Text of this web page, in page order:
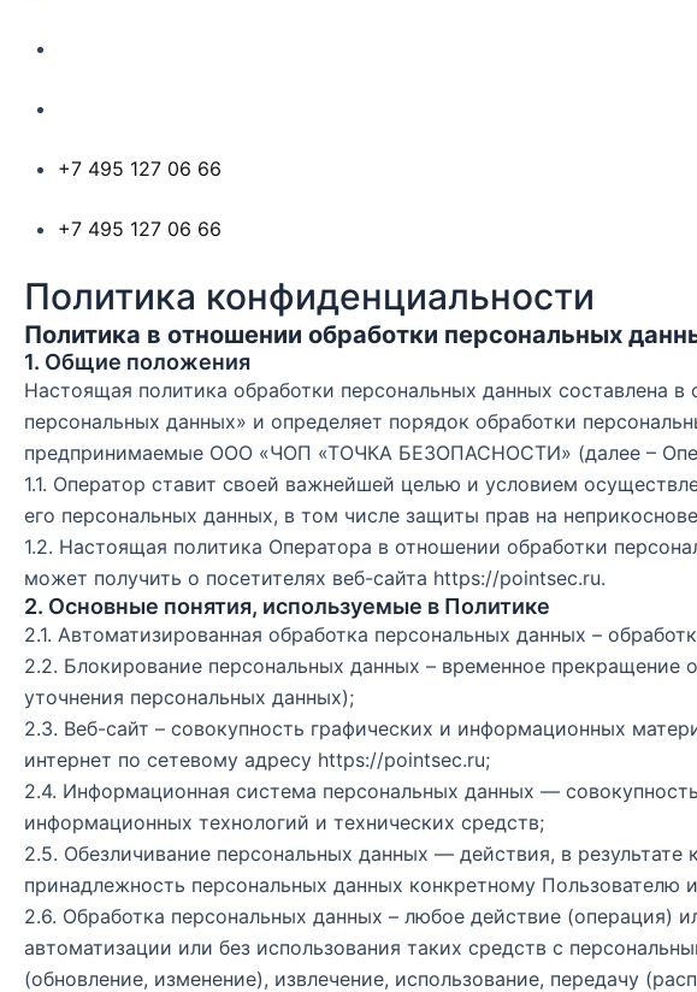
+7 495 127 06 66
+7 495 127 06 66
Политика конфиденциальности
Политика в отношении обработки персональных
1. Общие положения
Настоящая политика обработки персональных данных составлена
персональных данных» и определяет порядок обработки
предпринимаемые ООО «ЧОП «ТОЧКА БЕЗОПАСНОСТИ» (далее –
1.1. Оператор ставит своей важнейшей целью и условием
его персональных данных, в том числе защиты прав на
1.2. Настоящая политика Оператора в отношении обработки
может получить о посетителях веб-сайта https://pointsec.ru.
2. Основные понятия, используемые в Политике
2.1. Автоматизированная обработка персональных данных –
2.2. Блокирование персональных данных – временное прекращение
уточнения персональных данных);
2.3. Веб-сайт – совокупность графических и информационных
интернет по сетевому адресу https://pointsec.ru;
2.4. Информационная система персональных данных —
информационных технологий и технических средств;
2.5. Обезличивание персональных данных — действия, в
принадлежность персональных данных конкретному Пользователю
2.6. Обработка персональных данных – любое действие (операция)
автоматизации или без использования таких средств с
(обновление, изменение), извлечение, использование, передачу